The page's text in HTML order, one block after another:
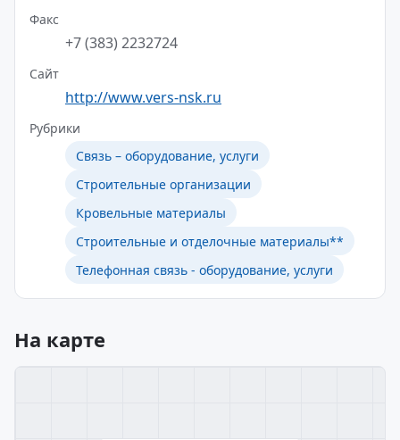
Факс
+7 (383) 2232724
Сайт
http://www.vers-nsk.ru
Рубрики
Связь – оборудование, услуги
Строительные организации
Кровельные материалы
Строительные и отделочные материалы**
Телефонная связь - оборудование, услуги
На карте